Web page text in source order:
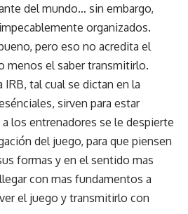
del mundo… sin embargo,
organizados.
pero eso no acredita el
menos el saber transmitirlo.
IRB, tal cual se dictan en la
sirven para estar
los entrenadores se le despierte
del juego, para que piensen
formas y en el sentido mas
con mas fundamentos a
el juego y transmitirlo con